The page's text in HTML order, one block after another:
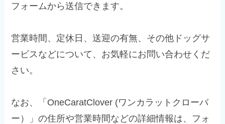
フォームから送信できます。
営業時間、定休日、送迎の有無、その他ドッグサ
ービスなどについて、お気軽にお問い合わせくだ
さい。
なお、「OneCaratClover (ワンカラットクローバ
ー）」の住所や営業時間などの詳細情報は、フォ